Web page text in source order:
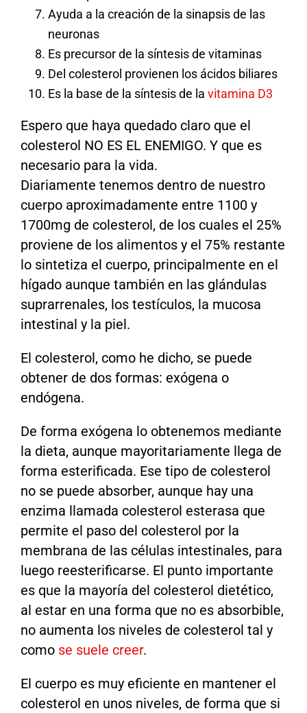
Ayuda a la creación de la sinapsis de las
neuronas
Es precursor de la síntesis de vitaminas
Del colesterol provienen los ácidos biliares
Es la base de la síntesis de la vitamina D3
Espero que haya quedado claro que el
colesterol NO ES EL ENEMIGO. Y que es
necesario para la vida.
Diariamente tenemos dentro de nuestro
cuerpo aproximadamente entre 1100 y
1700mg de colesterol, de los cuales el 25%
proviene de los alimentos y el 75% restante
lo sintetiza el cuerpo, principalmente en el
hígado aunque también en las glándulas
suprarrenales, los testículos, la mucosa
intestinal y la piel.
El colesterol, como he dicho, se puede
obtener de dos formas: exógena o
endógena.
De forma exógena lo obtenemos mediante
la dieta, aunque mayoritariamente llega de
forma esterificada. Ese tipo de colesterol
no se puede absorber, aunque hay una
enzima llamada colesterol esterasa que
permite el paso del colesterol por la
membrana de las células intestinales, para
luego reesterificarse. El punto importante
es que la mayoría del colesterol dietético,
al estar en una forma que no es absorbible,
no aumenta los niveles de colesterol tal y
como se suele creer.
El cuerpo es muy eficiente en mantener el
colesterol en unos niveles, de forma que si